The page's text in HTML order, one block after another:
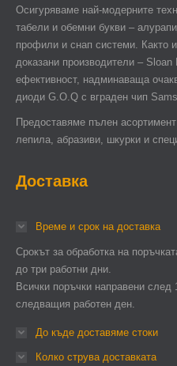
Осигуряваме най-модерните
табели и обемни букви –
профили и снап системи. Както
доказани производители –
ефективност, надминаваща
диоди G.O.Q с вграден чип
Предоставяме пълен
лепила, абразиви, шкурки и
Доставка
Време и срок на доставка
Срокът за обработка на
до три работни дни.
Всички поръчки направени след
следващия работен ден.
До къде доставяме стоки
Колко струва доставката